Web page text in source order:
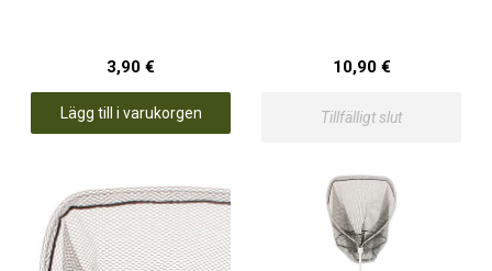
3,90 €
Lägg till i varukorgen
10,90 €
Tillfälligt slut